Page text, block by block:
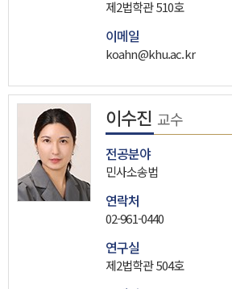
제2법학관 510호
이메일
koahn@khu.ac.kr
이수진 교수
전공분야
민사소송법
연락처
02-961-0440
연구실
제2법학관 504호